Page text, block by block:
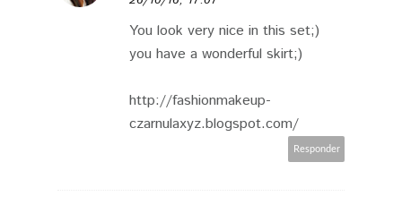
You look very nice in this set;)
you have a wonderful skirt;)
http://fashionmakeup-
czarnulaxyz.blogspot.com/
Responder